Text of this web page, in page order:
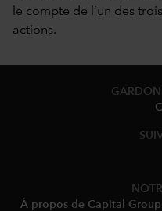
le compte de l’un des
actions.
À propos de Capital Group